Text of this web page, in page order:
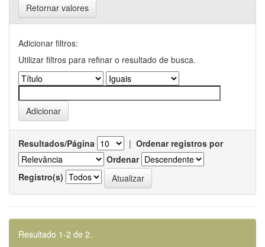
Retornar valores
Adicionar filtros:
Utilizar filtros para refinar o resultado de busca.
Resultados/Página | Ordenar registros por
Ordenar
Registro(s)
Resultado 1-2 de 2.